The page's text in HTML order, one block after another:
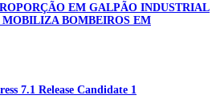
EM GALPÃO INDUSTRIAL
MOBILIZA BOMBEIROS EM
7.1 Release Candidate 1